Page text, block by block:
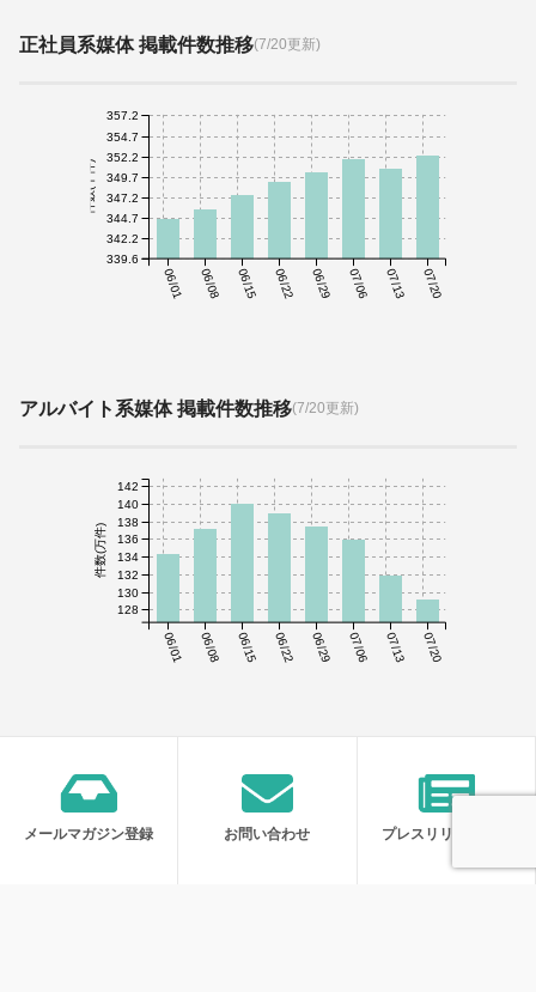
正社員系媒体 掲載件数推移(7/20更新)
06/01 06/08 06/15 06/22 06/29 07/06 07/13 07/20
件数(千件)
339.6
342.2
344.7
347.2
349.7
352.2
354.7
357.2
アルバイト系媒体 掲載件数推移(7/20更新)
06/01 06/08 06/15 06/22 06/29 07/06 07/13 07/20
件数(万件)
128
130
132
134
136
138
140
142
メールマガジン登録 お問い合わせ プレスリリース受付